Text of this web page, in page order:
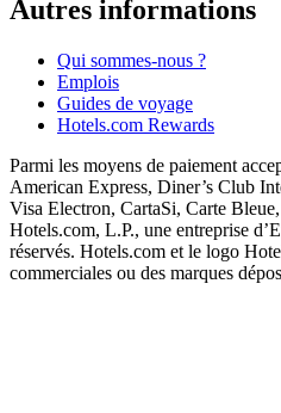
Autres informations
Qui sommes-nous ?
Emplois
Guides de voyage
Hotels.com Rewards
Parmi les moyens de paiement
American Express, Diner’s Club
Visa Electron, CartaSi, Carte
Hotels.com, L.P., une entreprise
réservés. Hotels.com et le logo
commerciales ou des marques